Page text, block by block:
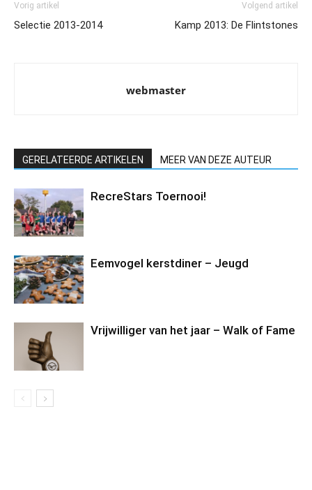
Vorig artikel
Selectie 2013-2014
Volgend artikel
Kamp 2013: De Flintstones
webmaster
GERELATEERDE ARTIKELEN MEER VAN DEZE AUTEUR
RecreStars Toernooi!
Eemvogel kerstdiner – Jeugd
Vrijwilliger van het jaar – Walk of Fame